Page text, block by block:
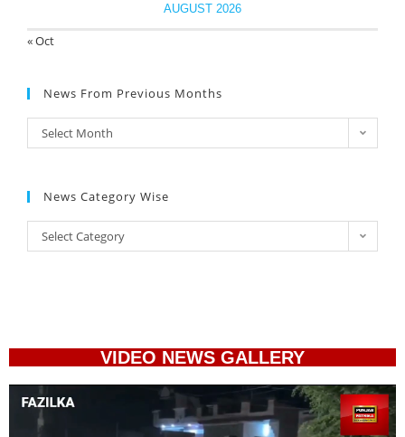
AUGUST 2026
« Oct
News From Previous Months
Select Month
News Category Wise
Select Category
VIDEO NEWS GALLERY